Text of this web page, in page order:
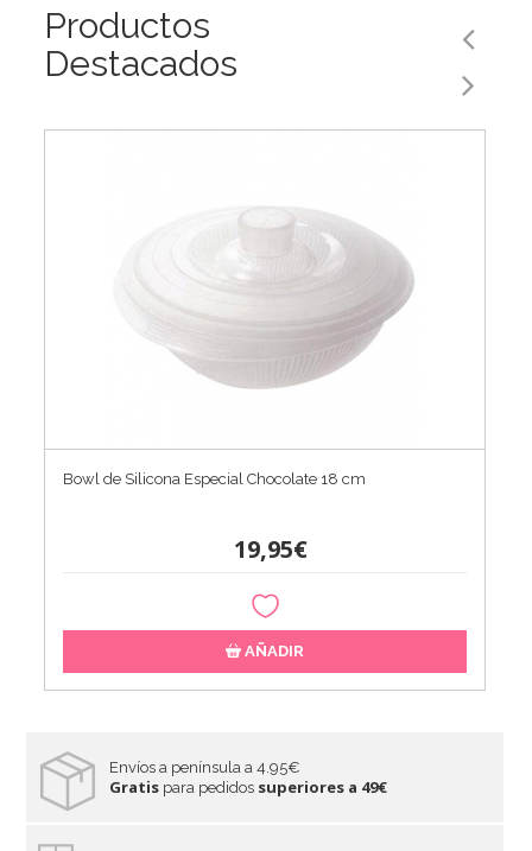
Productos
Destacados
Bowl de Silicona Especial Chocolate 18 cm
19,95€
AÑADIR
Envíos a península a 4.95€
Gratis para pedidos superiores a 49€